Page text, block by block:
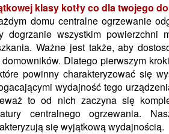
klasy kotły co dla twojego
domu centralne ogrzewanie
dogrzanie wszystkim powierzchni
Ważne jest także, aby
Dlatego pierwszym
powinny charakteryzować się
wydajność tego
to od nich zaczyna się
centralnego ogrzewania.
się wyjątkową wydajnością.